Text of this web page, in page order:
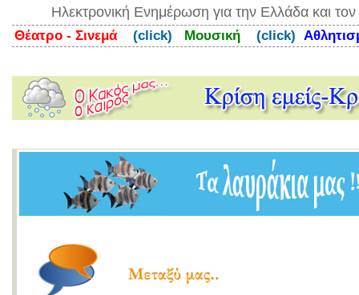
Ηλεκτρονική Ενημέρωση για την Ελλάδα και
Θέατρο - Σινεμά (click) Μουσική (click)